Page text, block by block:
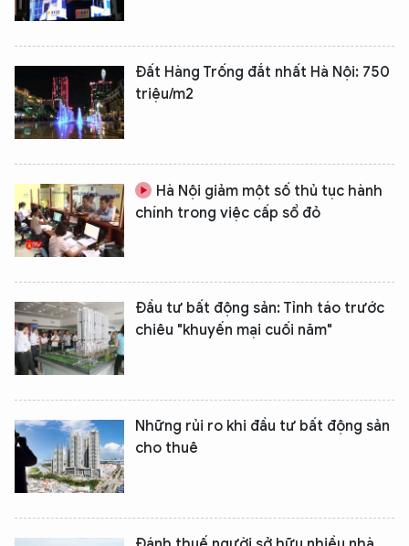
Đất Hàng Trống đắt nhất Hà Nội: 750
triệu/m2
Hà Nội giảm một số thủ tục hành
chính trong việc cấp sổ đỏ
Đầu tư bất động sản: Tỉnh táo trước
chiêu "khuyến mại cuối năm"
Những rủi ro khi đầu tư bất động sản
cho thuê